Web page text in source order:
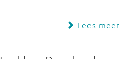
Lees meer